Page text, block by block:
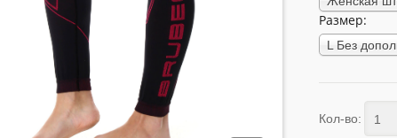
Размер:
Кол-во: